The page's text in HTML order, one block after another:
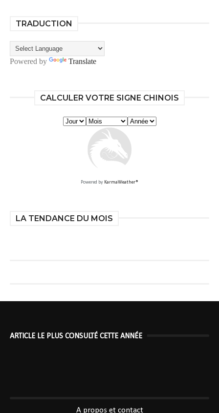
TRADUCTION
Powered by Translate
CALCULER VOTRE SIGNE CHINOIS
Powered by KarmaWeather®
LA TENDANCE DU MOIS
ARTICLE LE PLUS CONSULTÉ CETTE ANNÉE
A propos et contact